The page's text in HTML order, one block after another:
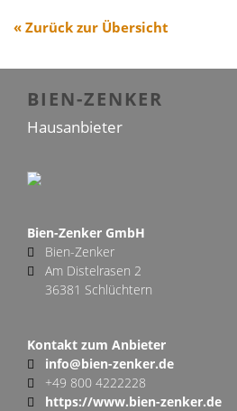
« Zurück zur Übersicht
BIEN-ZENKER
Hausanbieter
Bien-Zenker GmbH
Bien-Zenker
Am Distelrasen 2
36381 Schlüchtern
Kontakt zum Anbieter
info@bien-zenker.de
+49 800 4222228
https://www.bien-zenker.de